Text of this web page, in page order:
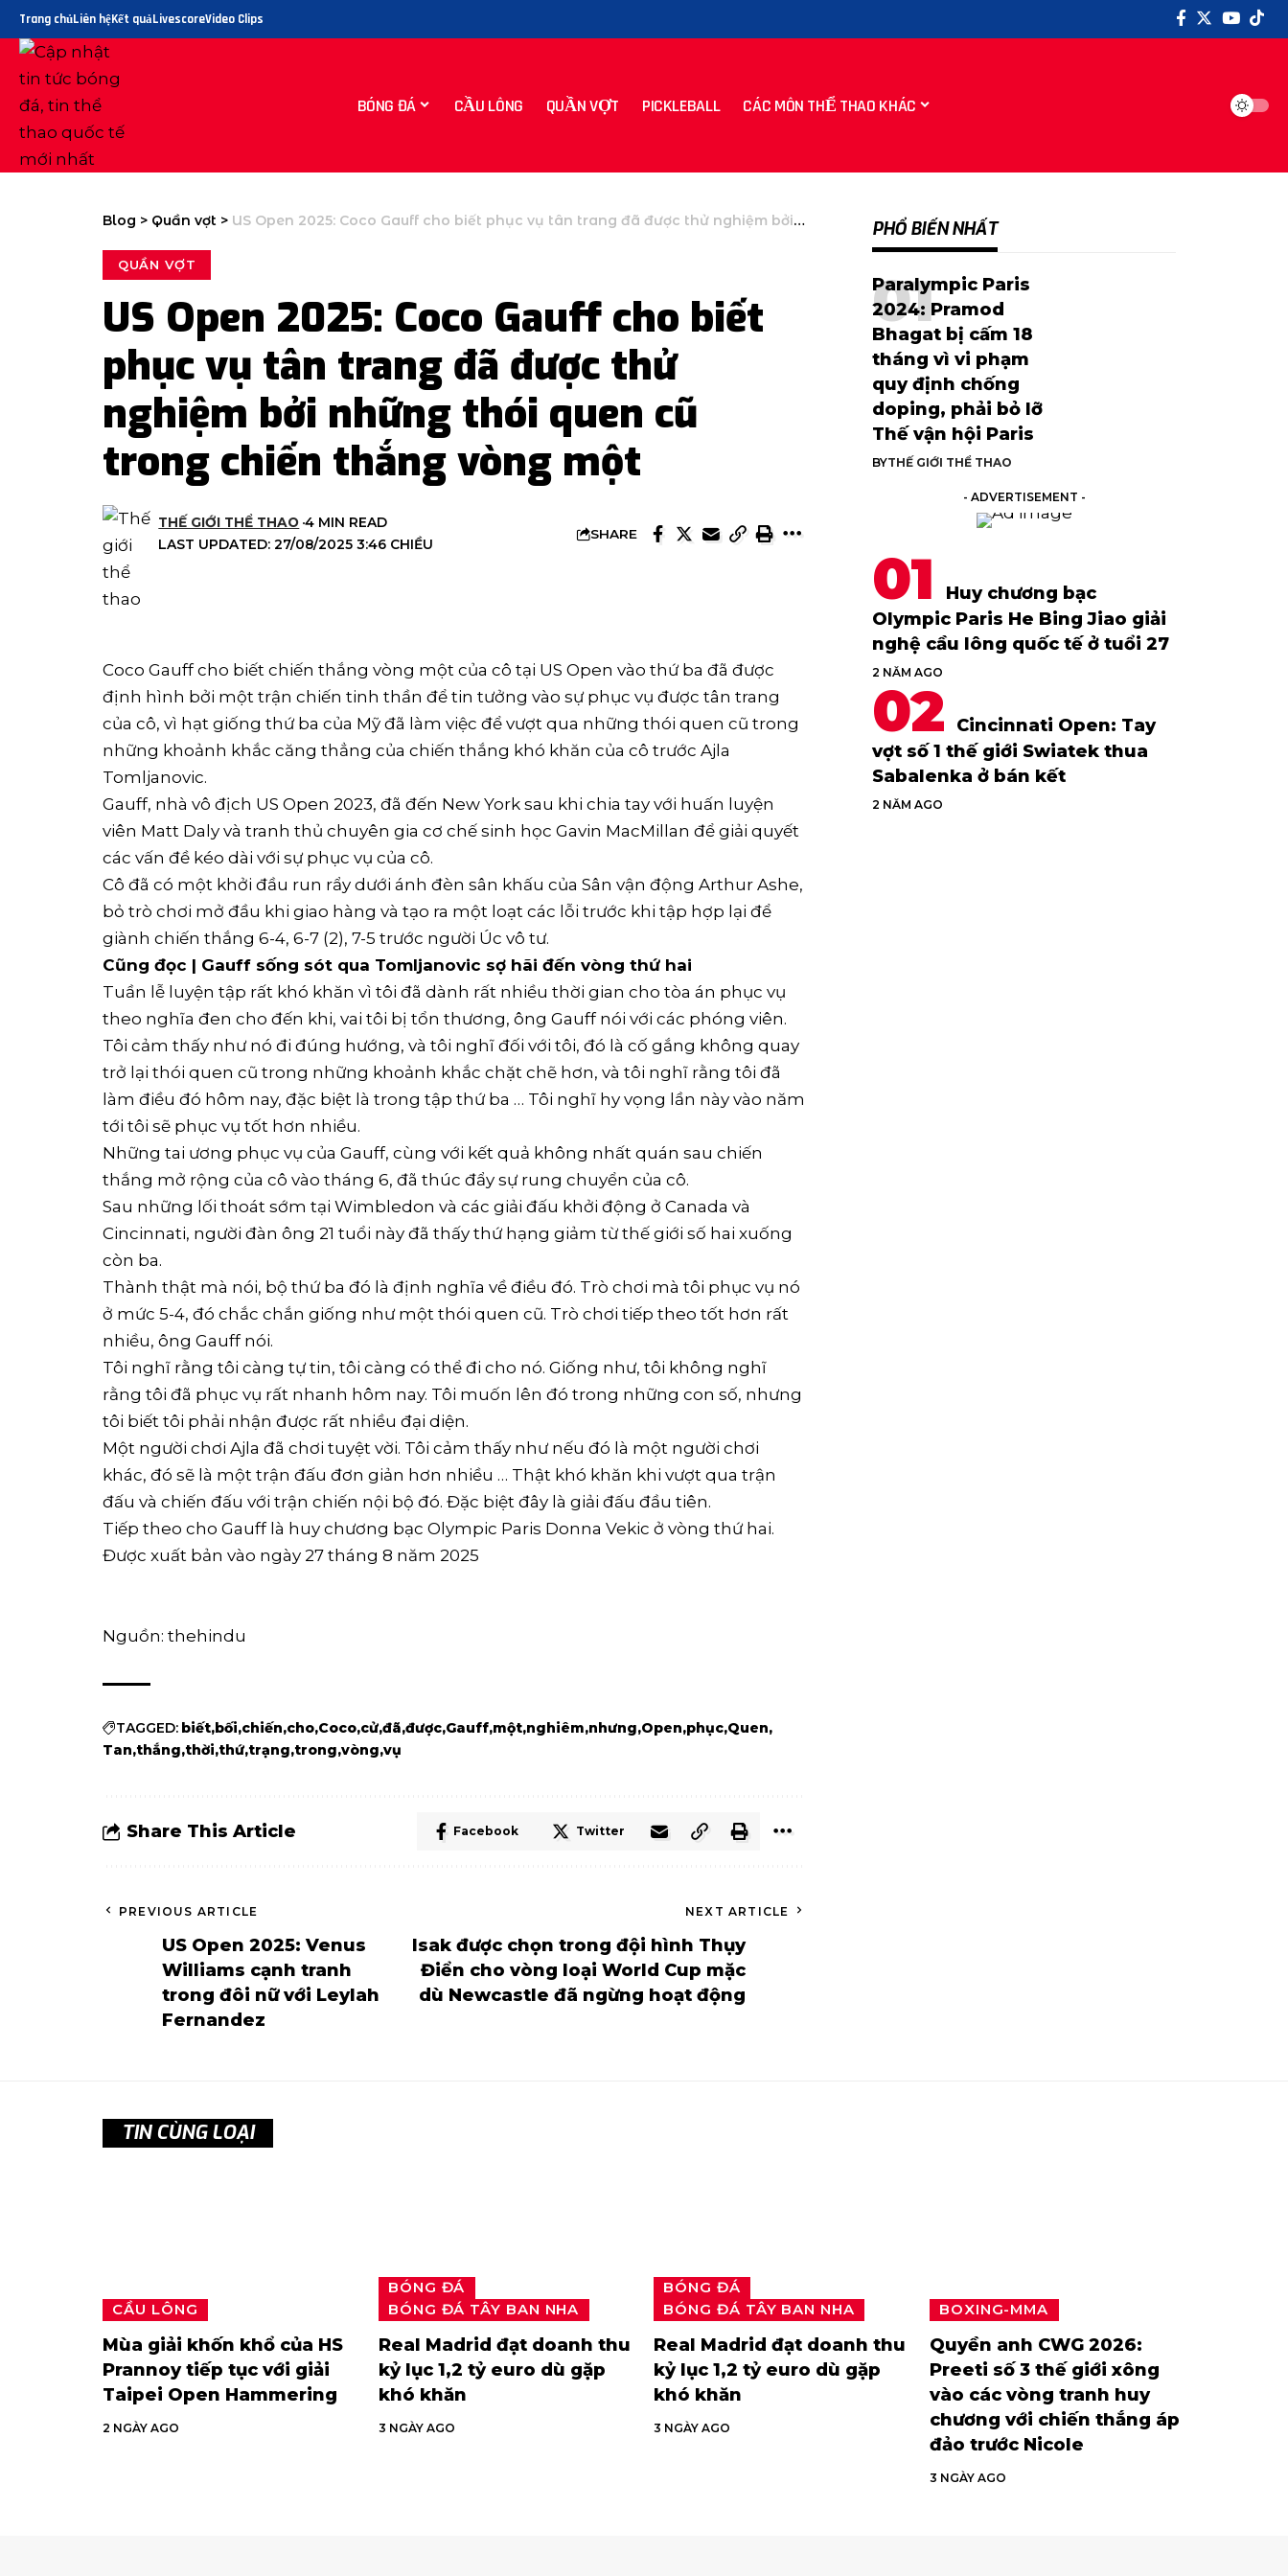
Trang chủLiên hệKết quảLivescoreVideo Clips
BÓNG ĐÁ CẦU LÔNG QUẦN VỢT PICKLEBALL CÁC MÔN THỂ THAO KHÁC
Blog > Quần vợt > US Open 2025: Coco Gauff cho biết phục vụ tân trang đã được thử nghiệm bởi những thói quen cũ trong chiến thắng vòng một
QUẦN VỢT
US Open 2025: Coco Gauff cho biết
phục vụ tân trang đã được thử
nghiệm bởi những thói quen cũ
trong chiến thắng vòng một
LAST UPDATED: 27/08/2025 3:46 CHIỀU
THẾ GIỚI THỂ THAO 4 MIN READ
SHARE
Coco Gauff cho biết chiến thắng vòng một của cô tại US Open vào thứ ba đã được
định hình bởi một trận chiến tinh thần để tin tưởng vào sự phục vụ được tân trang
của cô, vì hạt giống thứ ba của Mỹ đã làm việc để vượt qua những thói quen cũ trong
những khoảnh khắc căng thẳng của chiến thắng khó khăn của cô trước Ajla
Tomljanovic.
Gauff, nhà vô địch US Open 2023, đã đến New York sau khi chia tay với huấn luyện
viên Matt Daly và tranh thủ chuyên gia cơ chế sinh học Gavin MacMillan để giải quyết
các vấn đề kéo dài với sự phục vụ của cô.
Cô đã có một khởi đầu run rẩy dưới ánh đèn sân khấu của Sân vận động Arthur Ashe,
bỏ trò chơi mở đầu khi giao hàng và tạo ra một loạt các lỗi trước khi tập hợp lại để
giành chiến thắng 6-4, 6-7 (2), 7-5 trước người Úc vô tư.
Cũng đọc | Gauff sống sót qua Tomljanovic sợ hãi đến vòng thứ hai
Tuần lễ luyện tập rất khó khăn vì tôi đã dành rất nhiều thời gian cho tòa án phục vụ
theo nghĩa đen cho đến khi, vai tôi bị tổn thương, ông Gauff nói với các phóng viên.
Tôi cảm thấy như nó đi đúng hướng, và tôi nghĩ đối với tôi, đó là cố gắng không quay
trở lại thói quen cũ trong những khoảnh khắc chặt chẽ hơn, và tôi nghĩ rằng tôi đã
làm điều đó hôm nay, đặc biệt là trong tập thứ ba … Tôi nghĩ hy vọng lần này vào năm
tới tôi sẽ phục vụ tốt hơn nhiều.
Những tai ương phục vụ của Gauff, cùng với kết quả không nhất quán sau chiến
thắng mở rộng của cô vào tháng 6, đã thúc đẩy sự rung chuyển của cô.
Sau những lối thoát sớm tại Wimbledon và các giải đấu khởi động ở Canada và
Cincinnati, người đàn ông 21 tuổi này đã thấy thứ hạng giảm từ thế giới số hai xuống
còn ba.
Thành thật mà nói, bộ thứ ba đó là định nghĩa về điều đó. Trò chơi mà tôi phục vụ nó
ở mức 5-4, đó chắc chắn giống như một thói quen cũ. Trò chơi tiếp theo tốt hơn rất
nhiều, ông Gauff nói.
Tôi nghĩ rằng tôi càng tự tin, tôi càng có thể đi cho nó. Giống như, tôi không nghĩ
rằng tôi đã phục vụ rất nhanh hôm nay. Tôi muốn lên đó trong những con số, nhưng
tôi biết tôi phải nhận được rất nhiều đại diện.
Một người chơi Ajla đã chơi tuyệt vời. Tôi cảm thấy như nếu đó là một người chơi
khác, đó sẽ là một trận đấu đơn giản hơn nhiều … Thật khó khăn khi vượt qua trận
đấu và chiến đấu với trận chiến nội bộ đó. Đặc biệt đây là giải đấu đầu tiên.
Tiếp theo cho Gauff là huy chương bạc Olympic Paris Donna Vekic ở vòng thứ hai.
Được xuất bản vào ngày 27 tháng 8 năm 2025
Nguồn: thehindu
TAGGED: biết bối chiến cho Coco cử đã được Gauff một nghiêm nhưng Open phục Quen
Tan thắng thời thứ trạng trong vòng vụ
Share This Article Facebook Twitter
PREVIOUS ARTICLE
US Open 2025: Venus
Williams cạnh tranh
trong đôi nữ với Leylah
Fernandez
NEXT ARTICLE
Isak được chọn trong đội hình Thụy
Điển cho vòng loại World Cup mặc
dù Newcastle đã ngừng hoạt động
PHỔ BIẾN NHẤT
Paralympic Paris
2024: Pramod
Bhagat bị cấm 18
tháng vì vi phạm
quy định chống
doping, phải bỏ lỡ
Thế vận hội Paris
BYTHẾ GIỚI THỂ THAO
- ADVERTISEMENT -
Huy chương bạc
Olympic Paris He Bing Jiao giải
nghệ cầu lông quốc tế ở tuổi 27
2 NĂM AGO
Cincinnati Open: Tay
vợt số 1 thế giới Swiatek thua
Sabalenka ở bán kết
2 NĂM AGO
TIN CÙNG LOẠI
CẦU LÔNG
Mùa giải khốn khổ của HS
Prannoy tiếp tục với giải
Taipei Open Hammering
2 NGÀY AGO
BÓNG ĐÁ
BÓNG ĐÁ TÂY BAN NHA
Real Madrid đạt doanh thu
kỷ lục 1,2 tỷ euro dù gặp
khó khăn
3 NGÀY AGO
BÓNG ĐÁ
BÓNG ĐÁ TÂY BAN NHA
Real Madrid đạt doanh thu
kỷ lục 1,2 tỷ euro dù gặp
khó khăn
3 NGÀY AGO
BOXING-MMA
Quyền anh CWG 2026:
Preeti số 3 thế giới xông
vào các vòng tranh huy
chương với chiến thắng áp
đảo trước Nicole
3 NGÀY AGO